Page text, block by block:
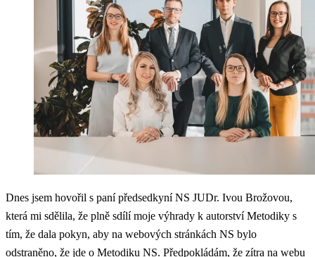
Dnes jsem hovořil s paní předsedkyní NS JUDr. Ivou Brožovou,
která mi sdělila, že plně sdílí moje výhrady k autorství Metodiky s
tím, že dala pokyn, aby na webových stránkách NS bylo
odstraněno, že jde o Metodiku NS. Předpokládám, že zítra na webu